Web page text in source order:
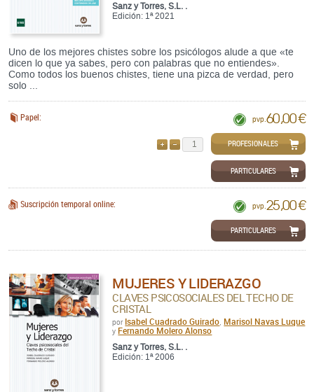
Sanz y Torres, S.L. .
Edición: 1ª 2021
Uno de los mejores chistes sobre los psicólogos alude a que «te
dicen lo que ya sabes, pero con palabras que no entiendes».
Como todos los buenos chistes, tiene una pizca de verdad, pero
solo ...
Papel: pvp. 60,00 €
QUITARPROFESIONALES
PARTICULARES
Suscripción temporal online: pvp. 25,00 €
PARTICULARES
MUJERES Y LIDERAZGO
CLAVES PSICOSOCIALES DEL TECHO DE
CRISTAL
por Isabel Cuadrado Guirado Marisol Navas Luque
y Fernando Molero Alonso
Sanz y Torres, S.L. .
Edición: 1ª 2006